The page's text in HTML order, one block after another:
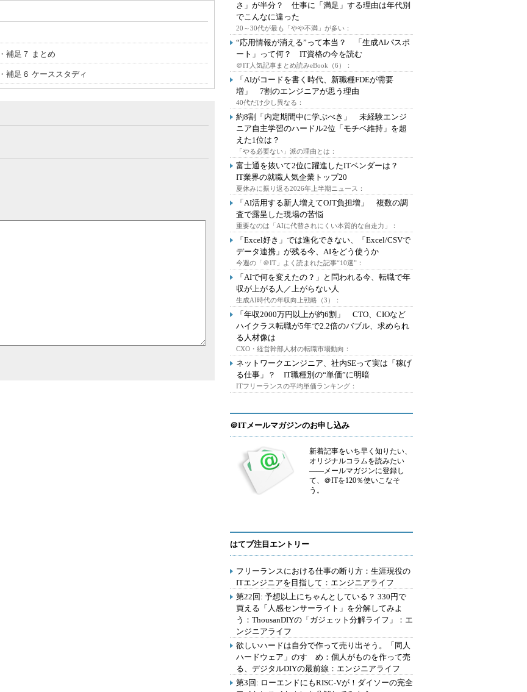
補足７ まとめ
補足６ ケーススタディ
さ」が半分？ 仕事に「満足」する理由は年代別
でこんなに違った
20～30代が最も「やや不満」が多い：
“応用情報が消える”って本当？ 「生成AIパスポ
ート」って何？ IT資格の今を読む
＠IT人気記事まとめ読みeBook（6）：
「AIがコードを書く時代、新職種FDEが需要
増」 7割のエンジニアが思う理由
40代だけ少し異なる：
約8割「内定期間中に学ぶべき」 未経験エンジ
ニア自主学習のハードル2位「モチベ維持」を超
えた1位は？
「やる必要ない」派の理由とは：
富士通を抜いて2位に躍進したITベンダーは？
IT業界の就職人気企業トップ20
夏休みに振り返る2026年上半期ニュース：
「AI活用する新人増えてOJT負担増」 複数の調
査で露呈した現場の苦悩
重要なのは「AIに代替されにくい本質的な自走力」：
「Excel好き」では進化できない、「Excel/CSVで
データ連携」が残る今、AIをどう使うか
今週の「＠IT」よく読まれた記事“10選”：
「AIで何を変えたの？」と問われる今、転職で年
収が上がる人／上がらない人
生成AI時代の年収向上戦略（3）：
「年収2000万円以上が約6割」 CTO、CIOなど
ハイクラス転職が5年で2.2倍のバブル、求められ
る人材像は
CXO・経営幹部人材の転職市場動向：
ネットワークエンジニア、社内SEって実は「稼げ
る仕事」？ IT職種別の“単価”に明暗
ITフリーランスの平均単価ランキング：
＠ITメールマガジンのお申し込み
新着記事をいち早く知りたい、
オリジナルコラムを読みたい
――メールマガジンに登録し
て、＠ITを120％使いこなそ
う。
はてブ注目エントリー
フリーランスにおける仕事の断り方：生涯現役の
ITエンジニアを目指して：エンジニアライフ
第22回: 予想以上にちゃんとしている？ 330円で
買える「人感センサーライト」を分解してみよ
う：ThousanDIYの「ガジェット分解ライフ」：エ
ンジニアライフ
欲しいハードは自分で作って売り出そう。「同人
ハードウェア」のすゝめ：個人がものを作って売
る、デジタルDIYの最前線：エンジニアライフ
第3回: ローエンドにもRISC-Vが！ダイソーの完全